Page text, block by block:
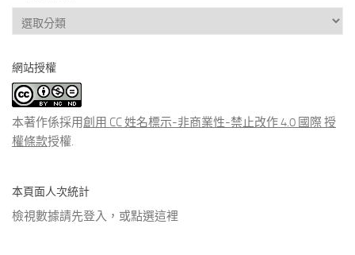
查
看
類
文
章
網站授權
本著作係採用創用 CC 姓名標示-非商業性-禁止改作 4.0 國際 授
權條款授權.
本頁面人次統計
檢視數據請先登入，或點選這裡